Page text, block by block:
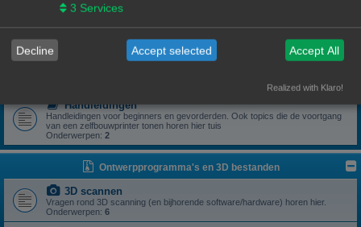
Onderdelen
onderdeel? Dan is dit z'n plek.
Onderwerpen:
Handleidingen
Handleidingen voor beginners en gevorderden. Ook topics die de voortgang
van een zelfbouwprinter tonen horen hier tuis
Onderwerpen: 2
Ontwerpprogramma's en 3D bestanden
3D scannen
Vragen rond 3D scanning (en bijhorende software/hardware) horen hier.
Onderwerpen: 6
3 Services
Decline Accept selected Accept All
Realized with Klaro!